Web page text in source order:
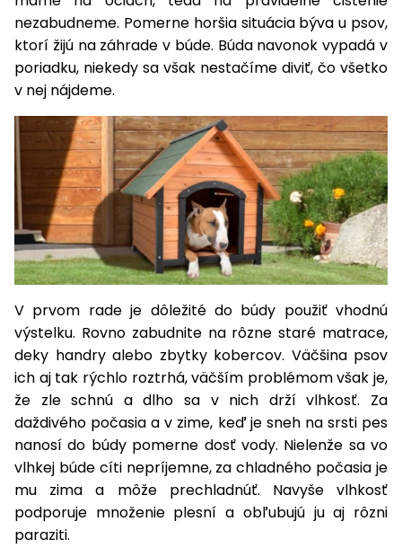
Náhradné
nože
Vidly
Štiepačky
dreva
Drviče
vetiev
Špalíkovače
Fukáre a
vysávače
na lístie
Záhradné
vozíky
Fúriky
Rozmetadlá
a posypové
vozíky
Čerpadlá
a
vodárne
Vysokotlakové
umývačky
boxy
Ochrana
rastlín
Záhradné
koše
Krhly
obrubníky
Tieniace
textílie
Odpudzovače
a pasce
Príslušenstvo
stoly
Vibračné
dosky
Transportéry
Rezačky
na
betón
Meracie
prístroje
autobatérií
Vykurovanie
Navijaky
Príslušenstvo
Bagre
Seniorské
vozíky
Doplnky
nezabudneme. Pomerne horšia situácia býva u psov,
ktorí žijú na záhrade v búde. Búda navonok vypadá v
poriadku, niekedy sa však nestačíme diviť, čo všetko
v nej nájdeme.
V prvom rade je dôležité do búdy použiť vhodnú
výstelku. Rovno zabudnite na rôzne staré matrace,
deky handry alebo zbytky kobercov. Väčšina psov
ich aj tak rýchlo roztrhá, väčším problémom však je,
že zle schnú a dlho sa v nich drží vlhkosť. Za
daždivého počasia a v zime, keď je sneh na srsti pes
nanosí do búdy pomerne dosť vody. Nielenže sa vo
vlhkej búde cíti nepríjemne, za chladného počasia je
mu zima a môže prechladnúť. Navyše vlhkosť
podporuje množenie plesní a obľubujú ju aj rôzni
paraziti.